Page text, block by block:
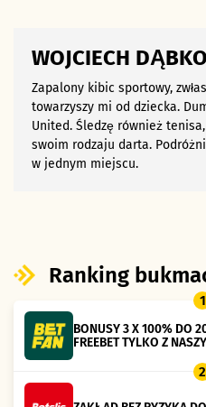
WOJCIECH
Zapalony kibic sportowy,
towarzyszy mi od dziecka.
United. Śledzę również
swoim rodzaju darta.
w jednym miejscu.
Ranking
1
BONUSY 3 X 100% DO
FREEBET TYLKO Z
2